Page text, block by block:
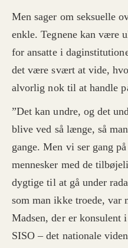
Men sager om seksuelle
enkle. Tegnene kan være
for ansatte i
det være svært at vide,
alvorlig nok til at handle
”Det kan undre, og det
blive ved så længe, så
gange. Men vi ser gang
mennesker med de
dygtige til at gå under
som man ikke troede, var
Madsen, der er konsulent
SISO – det nationale